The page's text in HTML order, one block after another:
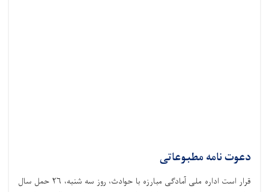
دعوت نامه مطبوعاتی
قرار است اداره ملی آمادگی مبارزه با حوادث،‌ روز سه شنبه، ۲۶ حمل سال